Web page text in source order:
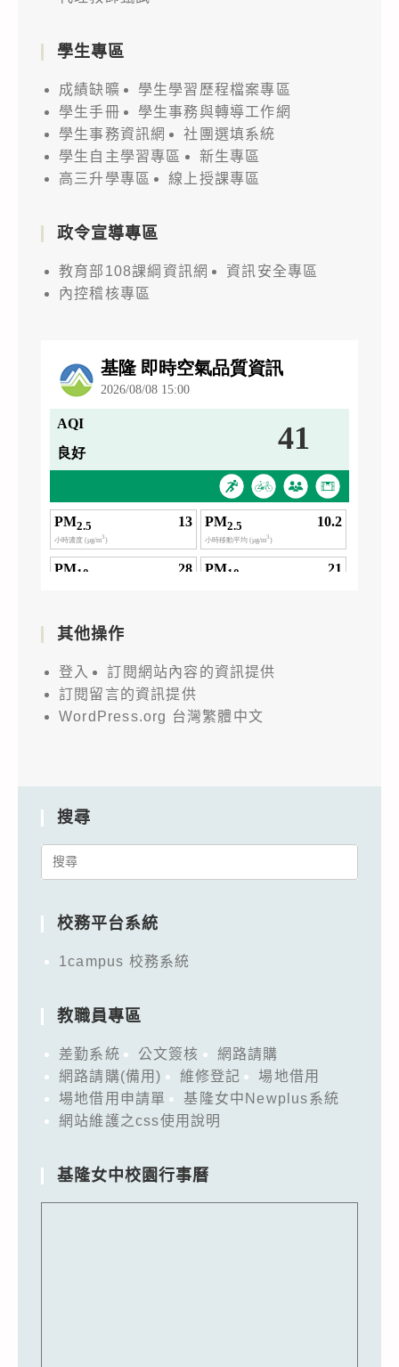
學生專區
成績缺曠
學生學習歷程檔案專區
學生手冊
學生事務與轉導工作網
學生事務資訊網
社團選填系統
學生自主學習專區
新生專區
高三升學專區
線上授課專區
政令宣導專區
教育部108課綱資訊網
資訊安全專區
內控稽核專區
其他操作
登入
訂閱網站內容的資訊提供
訂閱留言的資訊提供
WordPress.org 台灣繁體中文
搜尋
Search
校務平台系統
1campus 校務系統
教職員專區
差勤系統 公文簽核
網路請購
網路請購(備用)
維修登記
場地借用
場地借用申請單
基隆女中Newplus系統
網站維護之css使用說明
基隆女中校園行事曆